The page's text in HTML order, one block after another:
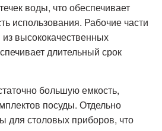
воды, что обеспечивает
использования. Рабочие части
высококачественных
длительный срок
большую емкость,
посуды. Отдельно
для столовых приборов, что